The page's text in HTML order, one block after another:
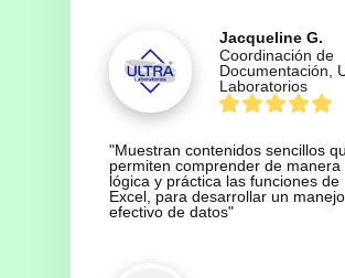
Jacqueline G.
Coordinación de
Documentación,
Laboratorios
"Muestran contenidos sencillos
permiten comprender de manera
lógica y práctica las funciones de
Excel, para desarrollar un manejo
efectivo de datos"